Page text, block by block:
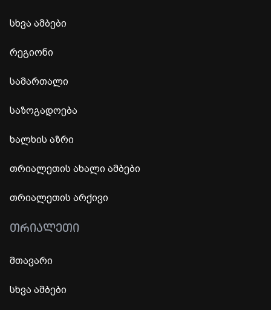
სხვა ამბები
რეგიონი
სამართალი
საზოგადოება
ხალხის აზრი
თრიალეთის ახალი ამბები
თრიალეთის არქივი
ᲗᲠᲘᲐᲚᲔᲗᲘ
მთავარი
სხვა ამბები